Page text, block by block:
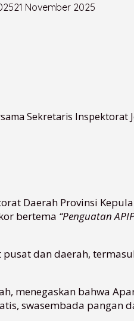
21 November 2025
Sekretaris
Daerah Provinsi
bertema “Penguatan
dan daerah,
menegaskan bahwa
swasembada pangan